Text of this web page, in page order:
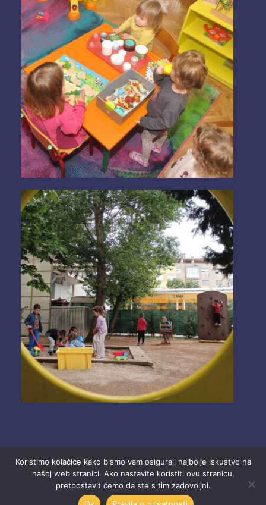
2025 Ustanova “Dječji vrtići” Mostar.
Koristimo kolačiće kako bismo vam osigurali najbolje iskustvo na
našoj web stranici. Ako nastavite koristiti ovu stranicu,
pretpostavit ćemo da ste s tim zadovoljni.